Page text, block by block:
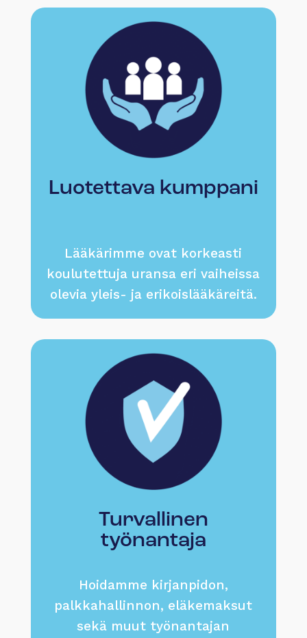
Luotettava kumppani
Lääkärimme ovat korkeasti
koulutettuja uransa eri vaiheissa
olevia yleis- ja erikoislääkäreitä.
Turvallinen
työnantaja
Hoidamme kirjanpidon,
palkkahallinnon, eläkemaksut
sekä muut työnantajan